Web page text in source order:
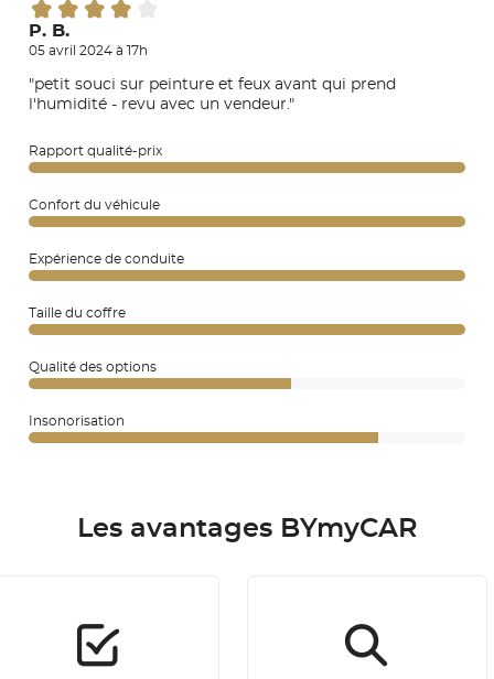
P. B.
05 avril 2024 à 17h
"petit souci sur peinture et feux avant qui prend
l'humidité - revu avec un vendeur."
Rapport qualité-prix
Confort du véhicule
Expérience de conduite
Taille du coffre
Qualité des options
Insonorisation
Les avantages BYmyCAR